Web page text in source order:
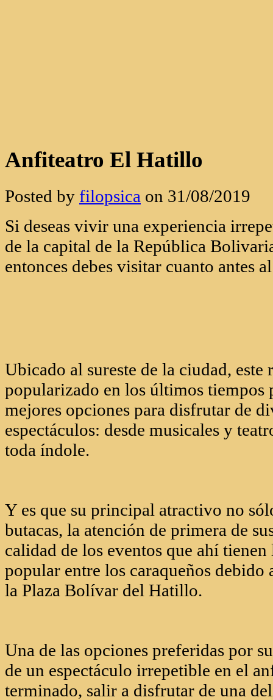
Anfiteatro El Hatillo
Posted by filopsica on 31/08/2019
Si deseas vivir una experiencia
de la capital de la República
entonces debes visitar cuanto antes
Ubicado al sureste de la ciudad, este
popularizado en los últimos tiempos
mejores opciones para disfrutar de
espectáculos: desde musicales y
toda índole.
Y es que su principal atractivo no
butacas, la atención de primera de
calidad de los eventos que ahí
popular entre los caraqueños debido
la Plaza Bolívar del Hatillo.
Una de las opciones preferidas por
de un espectáculo irrepetible en el
terminado, salir a disfrutar de una